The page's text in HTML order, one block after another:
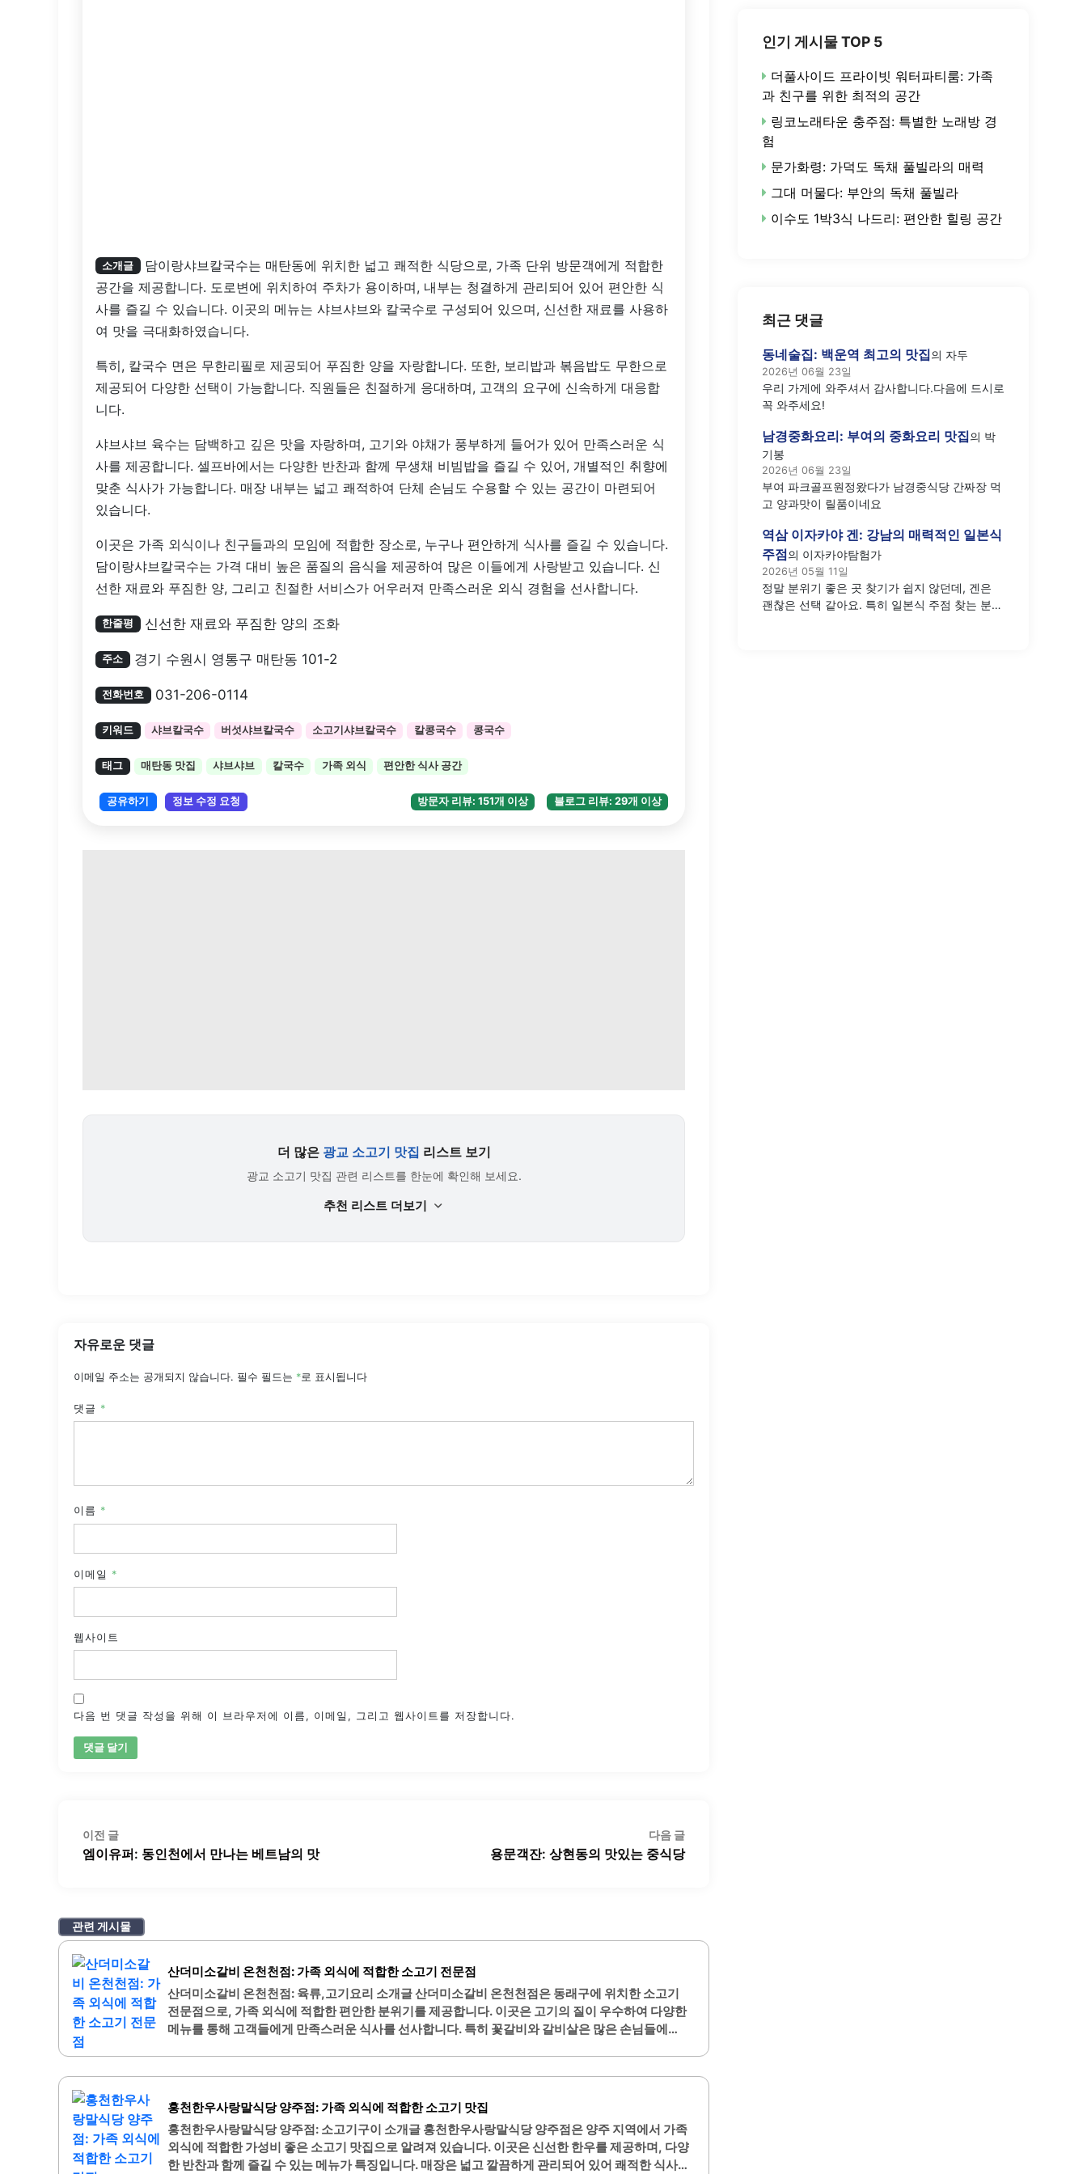
소개글
담이랑샤브칼국수는 매탄동에 위치한 넓고 쾌적한 식당으로, 가족 단위 방문객에게 적합한
공간을 제공합니다. 도로변에 위치하여 주차가 용이하며, 내부는 청결하게 관리되어 있어 편안한 식
사를 즐길 수 있습니다. 이곳의 메뉴는 샤브샤브와 칼국수로 구성되어 있으며, 신선한 재료를 사용하
여 맛을 극대화하였습니다.
특히, 칼국수 면은 무한리필로 제공되어 푸짐한 양을 자랑합니다. 또한, 보리밥과 볶음밥도 무한으로
제공되어 다양한 선택이 가능합니다. 직원들은 친절하게 응대하며, 고객의 요구에 신속하게 대응합
니다.
샤브샤브 육수는 담백하고 깊은 맛을 자랑하며, 고기와 야채가 풍부하게 들어가 있어 만족스러운 식
사를 제공합니다. 셀프바에서는 다양한 반찬과 함께 무생채 비빔밥을 즐길 수 있어, 개별적인 취향에
맞춘 식사가 가능합니다. 매장 내부는 넓고 쾌적하여 단체 손님도 수용할 수 있는 공간이 마련되어
있습니다.
이곳은 가족 외식이나 친구들과의 모임에 적합한 장소로, 누구나 편안하게 식사를 즐길 수 있습니다.
담이랑샤브칼국수는 가격 대비 높은 품질의 음식을 제공하여 많은 이들에게 사랑받고 있습니다. 신
선한 재료와 푸짐한 양, 그리고 친절한 서비스가 어우러져 만족스러운 외식 경험을 선사합니다.
한줄평 신선한 재료와 푸짐한 양의 조화
주소 경기 수원시 영통구 매탄동 101-2
전화번호 031-206-0114
키워드 샤브칼국수 버섯샤브칼국수 소고기샤브칼국수 칼콩국수 콩국수
태그 매탄동 맛집 샤브샤브 칼국수 가족 외식 편안한 식사 공간
블로그 리뷰: 29개 이상
방문자 리뷰: 151개 이상
공유하기 정보 수정 요청
더 많은 광교 소고기 맛집 리스트 보기
광교 소고기 맛집 관련 리스트를 한눈에 확인해 보세요.
추천 리스트 더보기
자유로운 댓글
이메일 주소는 공개되지 않습니다. 필수 필드는 *로 표시됩니다
댓글 *
이름 *
이메일 *
웹사이트
다음 번 댓글 작성을 위해 이 브라우저에 이름, 이메일, 그리고 웹사이트를 저장합니다.
글
탐
이전 글이
전
엠이유퍼: 동인천에서 만나는 베트남의 맛
다음 글다
음
용문객잔: 상현동의 맛있는 중식당
관련 게시물
산더미소갈비 온천천점: 가족 외식에 적합한 소고기 전문점
산더미소갈비 온천천점: 육류,고기요리 소개글 산더미소갈비 온천천점은 동래구에 위치한 소고기
전문점으로, 가족 외식에 적합한 편안한 분위기를 제공합니다. 이곳은 고기의 질이 우수하여 다양한
메뉴를 통해 고객들에게 만족스러운 식사를 선사합니다. 특히 꽃갈비와 갈비살은 많은 손님들에게
티 등 다양한 사이드 메뉴와 함께 고기를 즐길 수 있습니다. 산더미소갈비는 친절한 직원들이 상주하
여 고객들에게 편안한 서비스를 제공하며, 가족 모임이나 지인들과의 식사에 적합한 장소입니다.또
한, 매장 주변은 접근성이 좋고, 주차 공간도 마련되어 있어 편리하게 방문할 수 있습니다. 이곳은 고
기 질과 맛, 서비스 모두에서 높은 만족도를 자랑하며, 많은 손님들이..
홍천한우사랑말식당 양주점: 가족 외식에 적합한 소고기 맛집
홍천한우사랑말식당 양주점: 소고기구이 소개글 홍천한우사랑말식당 양주점은 양주 지역에서 가족
외식에 적합한 가성비 좋은 소고기 맛집으로 알려져 있습니다. 이곳은 신선한 한우를 제공하며, 다양
한 반찬과 함께 즐길 수 있는 메뉴가 특징입니다. 매장은 넓고 깔끔하게 관리되어 있어 쾌적한 식사
인기 게시물 TOP 5
더풀사이드 프라이빗 워터파티룸: 가족
과 친구를 위한 최적의 공간
링코노래타운 충주점: 특별한 노래방 경
험
문가화령: 가덕도 독채 풀빌라의 매력
그대 머물다: 부안의 독채 풀빌라
이수도 1박3식 나드리: 편안한 힐링 공간
최근 댓글
동네술집: 백운역 최고의 맛집의 자두
2026년 06월 23일
우리 가게에 와주셔서 감사합니다.다음에 드시로
꼭 와주세요!
남경중화요리: 부여의 중화요리 맛집의 박
기봉
2026년 06월 23일
부여 파크골프원정왔다가 남경중식당 간짜장 먹
고 양과맛이 릴품이네요
역삼 이자카야 겐: 강남의 매력적인 일본식
주점의 이자카야탐험가
2026년 05월 11일
정말 분위기 좋은 곳 찾기가 쉽지 않던데, 겐은
괜찮은 선택 같아요. 특히 일본식 주점 찾는 분들